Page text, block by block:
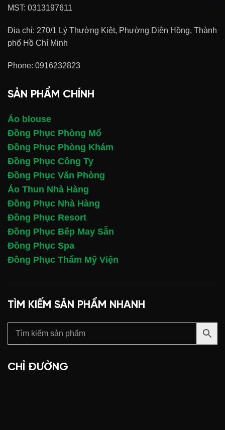
MST: 0313197611
Địa chỉ: 270/1 Lý Thường Kiệt, Phường Diên Hồng, Thành
phố Hồ Chí Minh
Phone: 0916232823
SẢN PHẨM CHÍNH
Áo blouse
Đồng Phục Phòng Mổ
Đồng Phục Phòng Khám
Đồng Phục Công Ty
Đồng Phục Văn Phòng
Áo Thun Nhà Hàng
Đồng Phục Nhà Hàng
Đồng Phục Resort
Đồng Phục Bếp May Sẵn
Đồng Phục Spa
Đồng Phục Thẩm Mỹ Viện
TÌM KIẾM SẢN PHẨM NHANH
CHỈ ĐƯỜNG